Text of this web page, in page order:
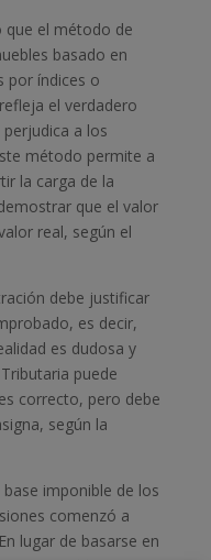
que el método de
basado en
por índices o
el verdadero
a los
método permite a
la carga de la
que el valor
real, según el
debe justificar
es decir,
es dudosa y
puede
correcto, pero debe
según la
imponible de los
comenzó a
lugar de basarse en